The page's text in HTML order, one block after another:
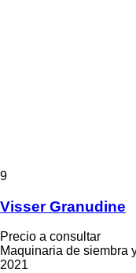
9
Visser Granudine
Precio a consultar
Maquinaria de siembra
2021